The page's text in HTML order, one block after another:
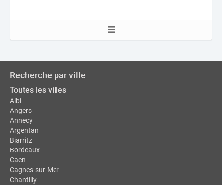
Recherche par ville
Toutes les villes
Albi
Angers
Annecy
Argentan
Biarritz
Bordeaux
Caen
Cagnes-sur-Mer
Chantilly